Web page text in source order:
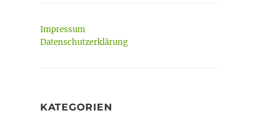
Impressum
Datenschutzerklärung
KATEGORIEN